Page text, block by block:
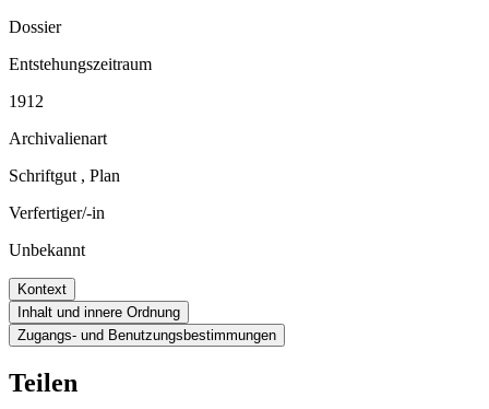
Dossier
Entstehungszeitraum
1912
Archivalienart
Schriftgut , Plan
Verfertiger/-in
Unbekannt
Kontext
Inhalt und innere Ordnung
Zugangs- und Benutzungsbestimmungen
Teilen